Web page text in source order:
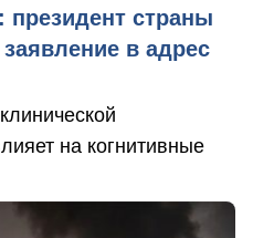
страны
в адрес
на когнитивные